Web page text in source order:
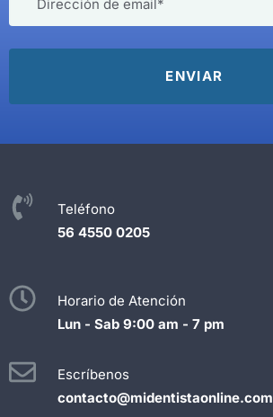
Teléfono
56 4550 0205
Horario de Atención
Lun - Sab 9:00 am - 7 pm
Escríbenos
contacto@midentistaonline.com